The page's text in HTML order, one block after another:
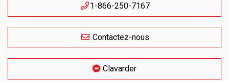
1-866-250-7167
Contactez-nous
Clavarder